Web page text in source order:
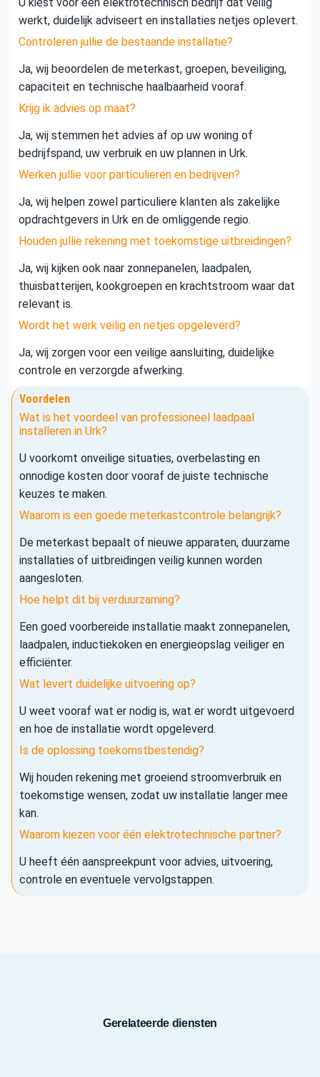
werkt, duidelijk adviseert en installaties netjes oplevert.
Controleren jullie de bestaande installatie?
Ja, wij beoordelen de meterkast, groepen, beveiliging,
capaciteit en technische haalbaarheid vooraf.
Krijg ik advies op maat?
Ja, wij stemmen het advies af op uw woning of
bedrijfspand, uw verbruik en uw plannen in Urk.
Werken jullie voor particulieren en bedrijven?
Ja, wij helpen zowel particuliere klanten als zakelijke
opdrachtgevers in Urk en de omliggende regio.
Houden jullie rekening met toekomstige uitbreidingen?
Ja, wij kijken ook naar zonnepanelen, laadpalen,
thuisbatterijen, kookgroepen en krachtstroom waar dat
relevant is.
Wordt het werk veilig en netjes opgeleverd?
Ja, wij zorgen voor een veilige aansluiting, duidelijke
controle en verzorgde afwerking.
Voordelen
Wat is het voordeel van professioneel laadpaal
installeren in Urk?
U voorkomt onveilige situaties, overbelasting en
onnodige kosten door vooraf de juiste technische
keuzes te maken.
Waarom is een goede meterkastcontrole belangrijk?
De meterkast bepaalt of nieuwe apparaten, duurzame
installaties of uitbreidingen veilig kunnen worden
aangesloten.
Hoe helpt dit bij verduurzaming?
Een goed voorbereide installatie maakt zonnepanelen,
laadpalen, inductiekoken en energieopslag veiliger en
efficiënter.
Wat levert duidelijke uitvoering op?
U weet vooraf wat er nodig is, wat er wordt uitgevoerd
en hoe de installatie wordt opgeleverd.
Is de oplossing toekomstbestendig?
Wij houden rekening met groeiend stroomverbruik en
toekomstige wensen, zodat uw installatie langer mee
kan.
Waarom kiezen voor één elektrotechnische partner?
U heeft één aanspreekpunt voor advies, uitvoering,
controle en eventuele vervolgstappen.
Gerelateerde diensten